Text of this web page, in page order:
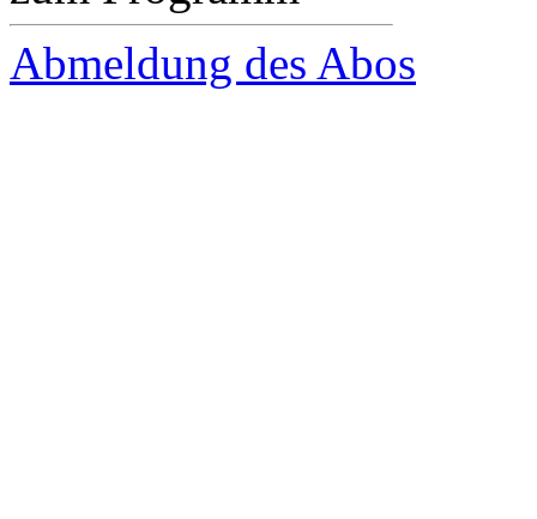
Abmeldung des Abos